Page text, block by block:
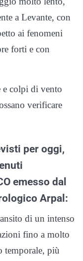
a Levante, con
ai fenomeni
forti e con
e colpi di vento
verificare
per oggi,
emesso dal
Arpal:
di un intenso
fino a molto
temporale, più